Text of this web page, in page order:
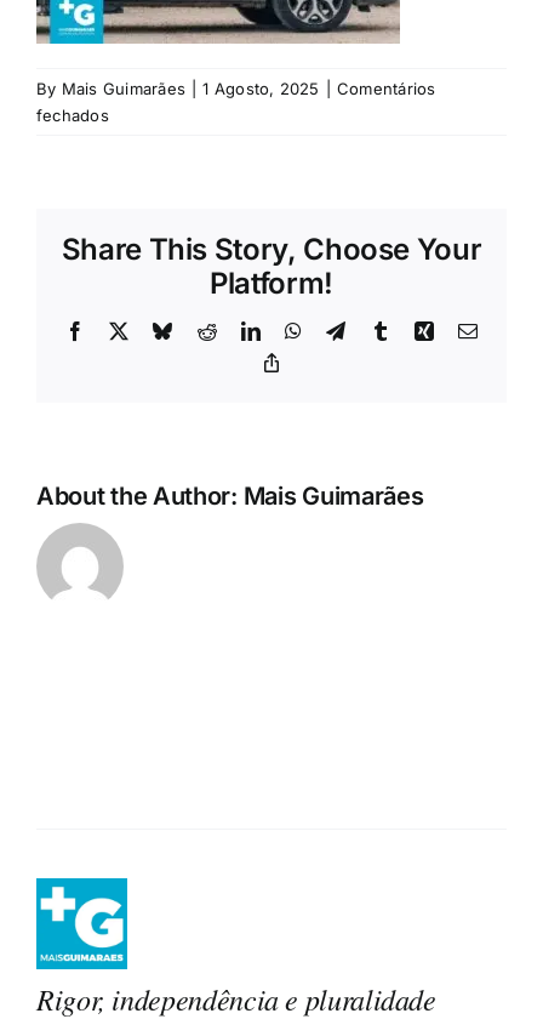
Rubricas
Jornal
By Mais Guimarães 1 Agosto, 2025
Comentários
fechadosem
Share This Story, Choose Your
Platform!
Facebook BlueskyRedditLinkedInWhatsApp
TelegramTumblrXing Email
About the Author: Mais Guimarães
Rigor, independência e pluralidade